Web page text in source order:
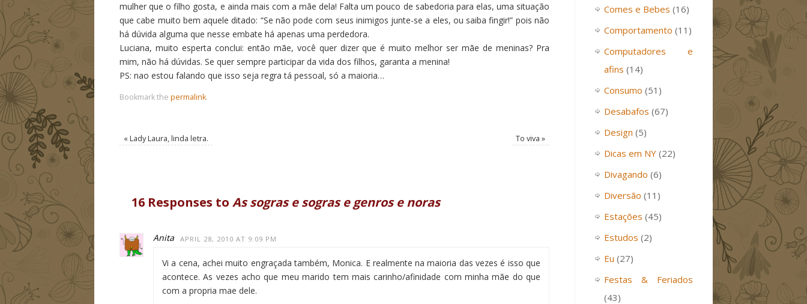
mulher que o filho gosta, e ainda mais com a mãe dela! Falta um pouco de sabedoria para elas, uma situação
que cabe muito bem aquele ditado: “Se não pode com seus inimigos junte-se a eles, ou saiba fingir!” pois não
há dúvida alguma que nesse embate há apenas uma perdedora.
Luciana, muito esperta conclui: então mãe, você quer dizer que é muito melhor ser mãe de meninas? Pra
mim, não há dúvidas. Se quer sempre participar da vida dos filhos, garanta a menina!
PS: nao estou falando que isso seja regra tá pessoal, só a maioria…
Bookmark the permalink.
« Lady Laura, linda letra. To viva »
16 Responses to As sogras e sogras e genros e noras
Anita APRIL 28, 2010 AT 9:09 PM
Vi a cena, achei muito engraçada também, Monica. E realmente na maioria das vezes é isso que
acontece. As vezes acho que meu marido tem mais carinho/afinidade com minha mãe do que
com a propria mae dele.
Comes e Bebes (16)
Comportamento (11)
Computadores e
afins (14)
Consumo (51)
Desabafos (67)
Design (5)
Dicas em NY (22)
Divagando (6)
Diversão (11)
Estações (45)
Estudos (2)
Eu (27)
Festas & Feriados
(43)